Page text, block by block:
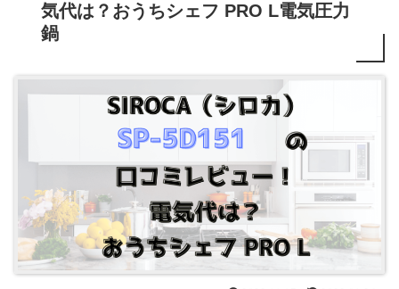
気代は？おうちシェフ PRO L電気圧力
鍋